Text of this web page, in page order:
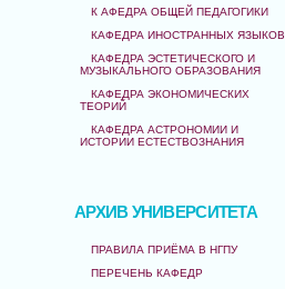
К АФЕДРА ОБЩЕЙ ПЕДАГОГИКИ
КАФЕДРА ИНОСТРАННЫХ ЯЗЫКОВ
КАФЕДРА ЭСТЕТИЧЕСКОГО И
МУЗЫКАЛЬНОГО ОБРАЗОВАНИЯ
КАФЕДРА ЭКОНОМИЧЕСКИХ
ТЕОРИЙ
КАФЕДРА АСТРОНОМИИ И
ИСТОРИИ ЕСТЕСТВОЗНАНИЯ
АРХИВ УНИВЕРСИТЕТА
ПРАВИЛА ПРИЁМА В НГПУ
ПЕРЕЧЕНЬ КАФЕДР